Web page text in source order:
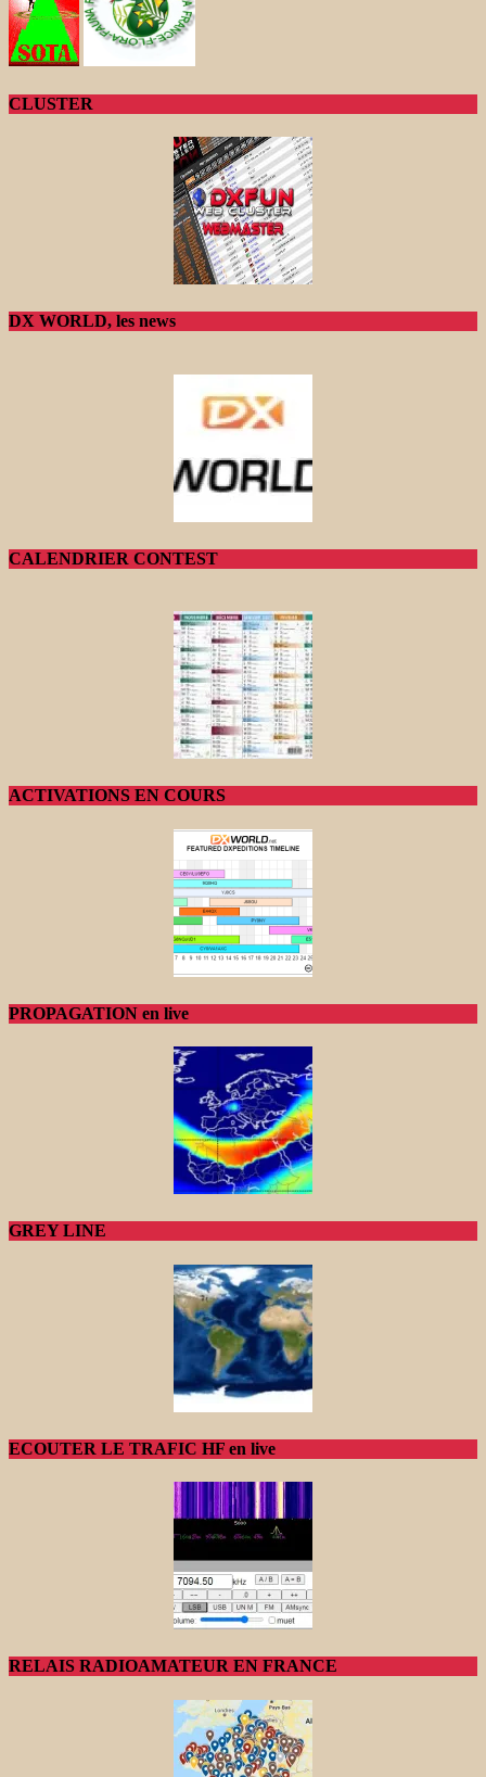
CLUSTER
DX WORLD, les news
CALENDRIER CONTEST
ACTIVATIONS EN COURS
PROPAGATION en live
GREY LINE
ECOUTER LE TRAFIC HF en live
RELAIS RADIOAMATEUR EN FRANCE